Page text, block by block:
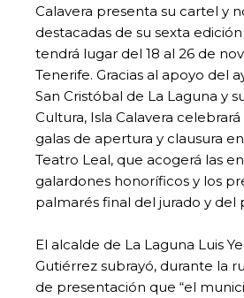
Calavera presenta su cartel y
destacadas de su sexta
tendrá lugar del 18 al 26 de
Tenerife. Gracias al apoyo del
San Cristóbal de La Laguna y
Cultura, Isla Calavera
galas de apertura y clausura
Teatro Leal, que acogerá las
galardones honoríficos y los
palmarés final del jurado y del
El alcalde de La Laguna Luis
Gutiérrez subrayó, durante la
de presentación que “el